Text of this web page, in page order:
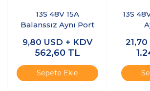
13S 48V 15A
Balanssız Aynı Port
9,80 USD + KDV
562,60 TL
Sepete Ekle
13S
21,70